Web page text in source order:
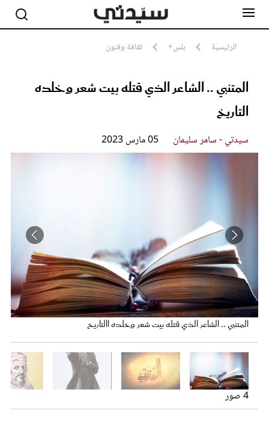
الرئيسية بلس+ ثقافة وفنون
المتنبي .. الشاعر الذي قتله بيت شعر وخلده
التاريخ
سيدتي - سامر سليمان 05 مارس 2023
المتنبي .. الشاعر الذي قتله بيت شعر وخلده االتاريخ
المتنبي - الصورة من سيدتي
المتنبي - الصورة من سيدتي
4 صور
مشاهير
جمال
سيدتي وطفلك
لايف ستايل
مقالات الرأي
ستايل
تقارير
عروس سيدتي